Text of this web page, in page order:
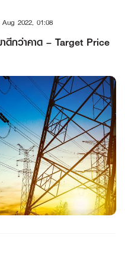
2022, 01:08
ดีกว่าคาด – Target Price